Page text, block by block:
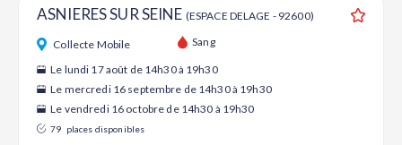
ASNIERES SUR SEINE (ESPACE DELAGE - 92600)
Collecte Mobile Sang
Le lundi 17 août de 14h30 à 19h30
Le mercredi 16 septembre de 14h30 à 19h30
Le vendredi 16 octobre de 14h30 à 19h30
79 places disponibles